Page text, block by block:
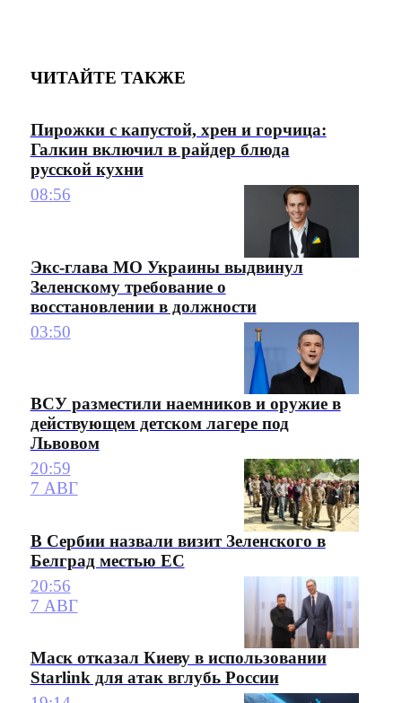
ЧИТАЙТЕ ТАКЖЕ
Пирожки с капустой, хрен и горчица:
Галкин включил в райдер блюда
русской кухни
08:56
Экс-глава МО Украины выдвинул
Зеленскому требование о
восстановлении в должности
03:50
ВСУ разместили наемников и оружие в
действующем детском лагере под
Львовом
20:59
7 АВГ
В Сербии назвали визит Зеленского в
Белград местью ЕС
20:56
7 АВГ
Маск отказал Киеву в использовании
Starlink для атак вглубь России